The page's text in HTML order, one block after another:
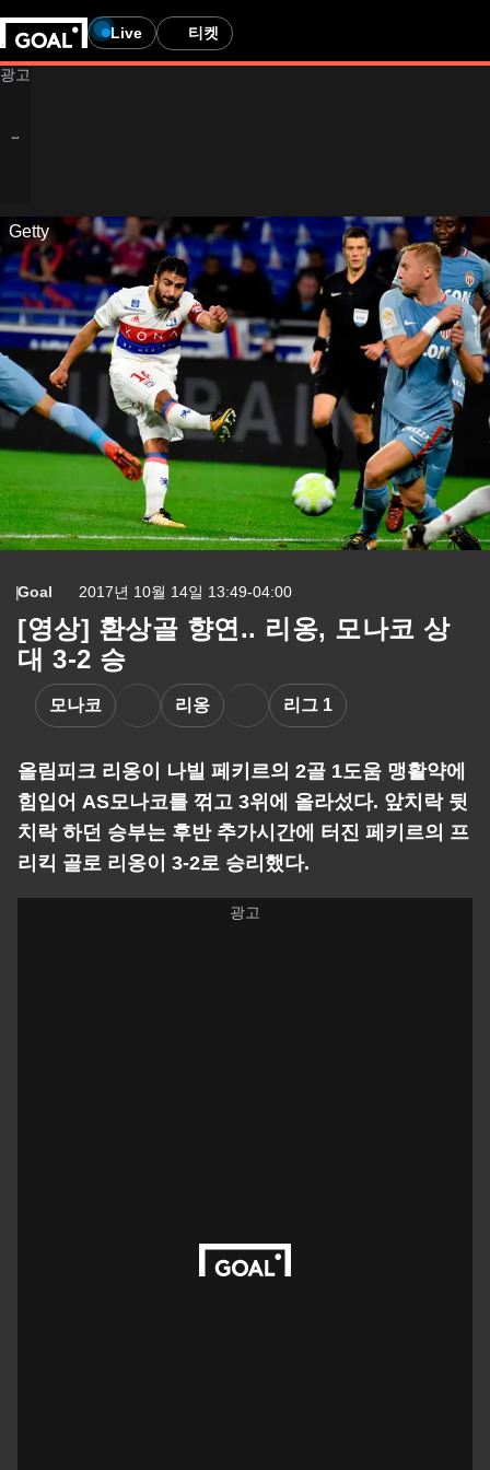
Live 티켓
Getty
Goal 2017년 10월 14일 13:49-04:00
[영상] 환상골 향연.. 리옹, 모나코 상
대 3-2 승
모나코 리옹 리그 1
올림피크 리옹이 나빌 페키르의 2골 1도움 맹활약에
힘입어 AS모나코를 꺾고 3위에 올라섰다. 앞치락 뒷
치락 하던 승부는 후반 추가시간에 터진 페키르의 프
리킥 골로 리옹이 3-2로 승리했다.